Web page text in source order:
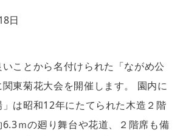
日
ことから名付けられた「ながめ公
東菊花大会を開催します。 園内に
は昭和12年にたてられた木造２階
ｍの廻り舞台や花道、２階席も備